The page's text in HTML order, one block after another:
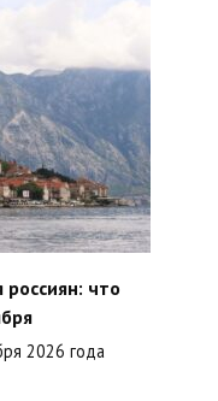
что
2026 года